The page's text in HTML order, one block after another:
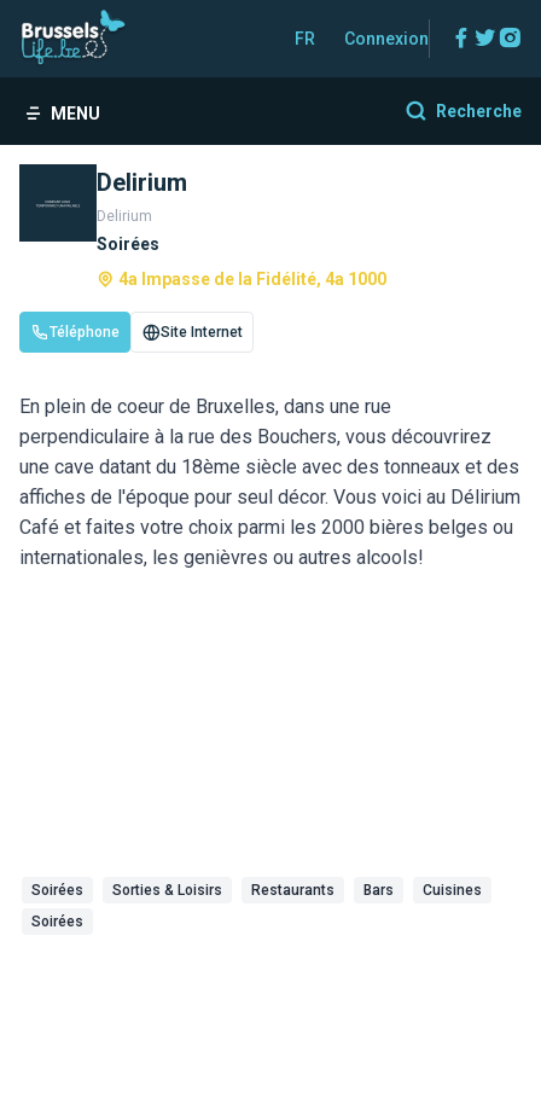
FR Connexion
MENU Recherche
Delirium
Delirium
Soirées
4a Impasse de la Fidélité, 4a 1000
Téléphone Site Internet
En plein de coeur de Bruxelles, dans une rue
perpendiculaire à la rue des Bouchers, vous découvrirez
une cave datant du 18ème siècle avec des tonneaux et des
affiches de l'époque pour seul décor. Vous voici au Délirium
Café et faites votre choix parmi les 2000 bières belges ou
internationales, les genièvres ou autres alcools!
Soirées Sorties & Loisirs Restaurants Bars
Cuisines
Soirées